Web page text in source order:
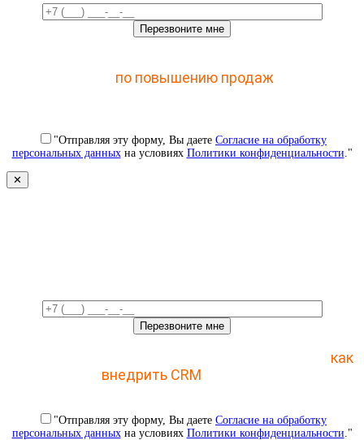
по повышению продаж
"Отправляя эту форму, Вы даете Согласие на обработку
персональных данныхна условиях Политики конфиденциальности ."
✕
как
внедрить CRM
"Отправляя эту форму, Вы даете Согласие на обработку
персональных данныхна условиях Политики конфиденциальности ."